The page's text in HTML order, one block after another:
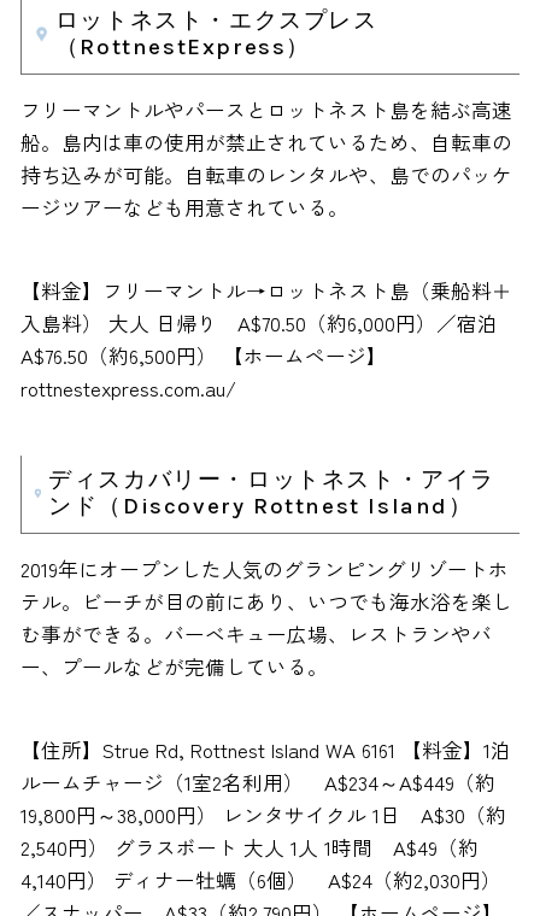
ロットネスト・エクスプレス
（RottnestExpress）
フリーマントルやパースとロットネスト島を結ぶ高速
船。島内は車の使用が禁止されているため、自転車の
持ち込みが可能。自転車のレンタルや、島でのパッケ
ージツアーなども用意されている。
【料金】フリーマントル→ロットネスト島（乗船料＋
入島料） 大人 日帰り A$70.50（約6,000円）／宿泊
A$76.50（約6,500円） 【ホームページ】
rottnestexpress.com.au/
ディスカバリー・ロットネスト・アイラ
ンド（Discovery Rottnest Island）
2019年にオープンした人気のグランピングリゾートホ
テル。ビーチが目の前にあり、いつでも海水浴を楽し
む事ができる。バーベキュー広場、レストランやバ
ー、プールなどが完備している。
【住所】Strue Rd, Rottnest Island WA 6161 【料金】1泊
ルームチャージ（1室2名利用） A$234～A$449（約
19,800円～38,000円） レンタサイクル 1日 A$30（約
2,540円） グラスボート 大人 1人 1時間 A$49（約
4,140円） ディナー牡蠣（6個） A$24（約2,030円）